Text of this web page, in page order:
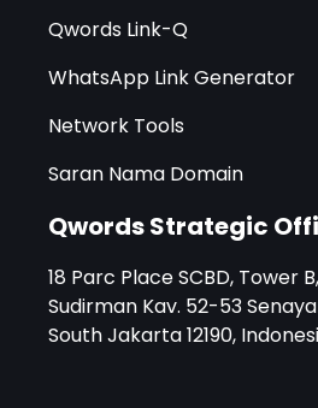
Qwords Link-Q
WhatsApp Link Generator
Network Tools
Saran Nama Domain
Qwords Strategic
18 Parc Place SCBD, Tower
Sudirman Kav. 52-53
South Jakarta 12190,